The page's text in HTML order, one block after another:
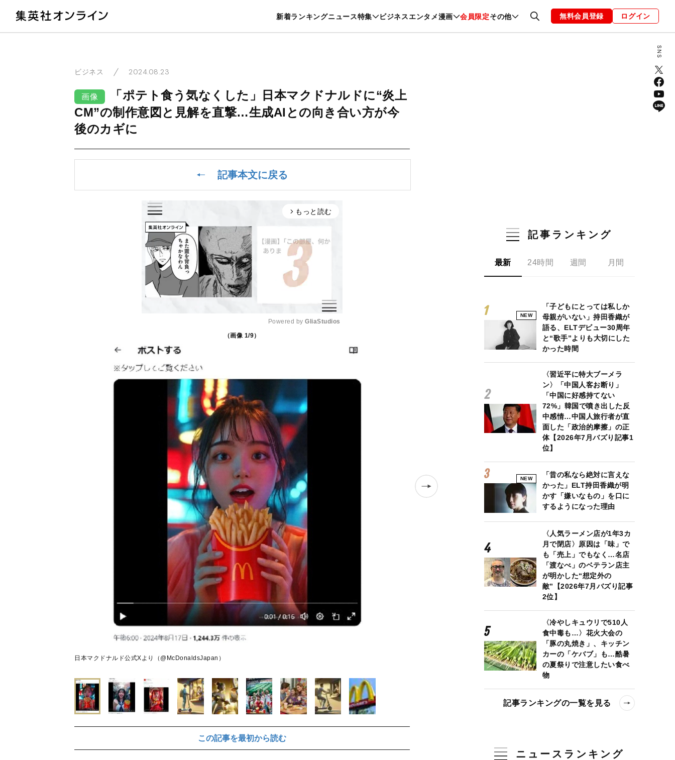
新着ランキングニュース特集 ビジネスエンタメ漫画 会員限定その他
暮らし スポーツ ヘルスケア 美容 グルメ ファッション 恋愛・結婚 編集部 お知らせ
無料会員登録 ログイン
ビジネス 2024.08.23
画像
「ポテト食う気なくした」日本マクドナルドに“炎上
CM”の制作意図と見解を直撃…生成AIとの向き合い方が今
後のカギに
記事本文に戻る
arrow_forward_ios もっと読む
t
Powered by GliaStudios
（画像 1/9）
日本マクドナルド公式Xより（@McDonaldsJapan） 日本マクドナルド公式Xより（@McDonaldsJapan）
この記事を最初から読む
記事ランキング
最新 24時間 週間 月間
NEW
「子どもにとっては私しか
母親がいない」持田香織が
語る、ELTデビュー30周年
と“歌手”よりも大切にした
かった時間
〈習近平に特大ブーメラ
ン〉「中国人客お断り」
「中国に好感持てない
72%」韓国で噴き出した反
中感情…中国人旅行者が直
面した「政治的摩擦」の正
体【2026年7月バズり記事1
位】
NEW
「昔の私なら絶対に言えな
かった」ELT持田香織が明
かす「嫌いなもの」を口に
するようになった理由
〈人気ラーメン店が1年3カ
月で閉店〉原因は「味」で
も「売上」でもなく…名店
「渡なべ」のベテラン店主
が明かした“想定外の
敵”【2026年7月バズり記事
2位】
〈冷やしキュウリで510人
食中毒も…〉花火大会の
「豚の丸焼き」、キッチン
カーの「ケバブ」も…酷暑
の夏祭りで注意したい食べ
物
記事ランキングの一覧を見る
ニュースランキング